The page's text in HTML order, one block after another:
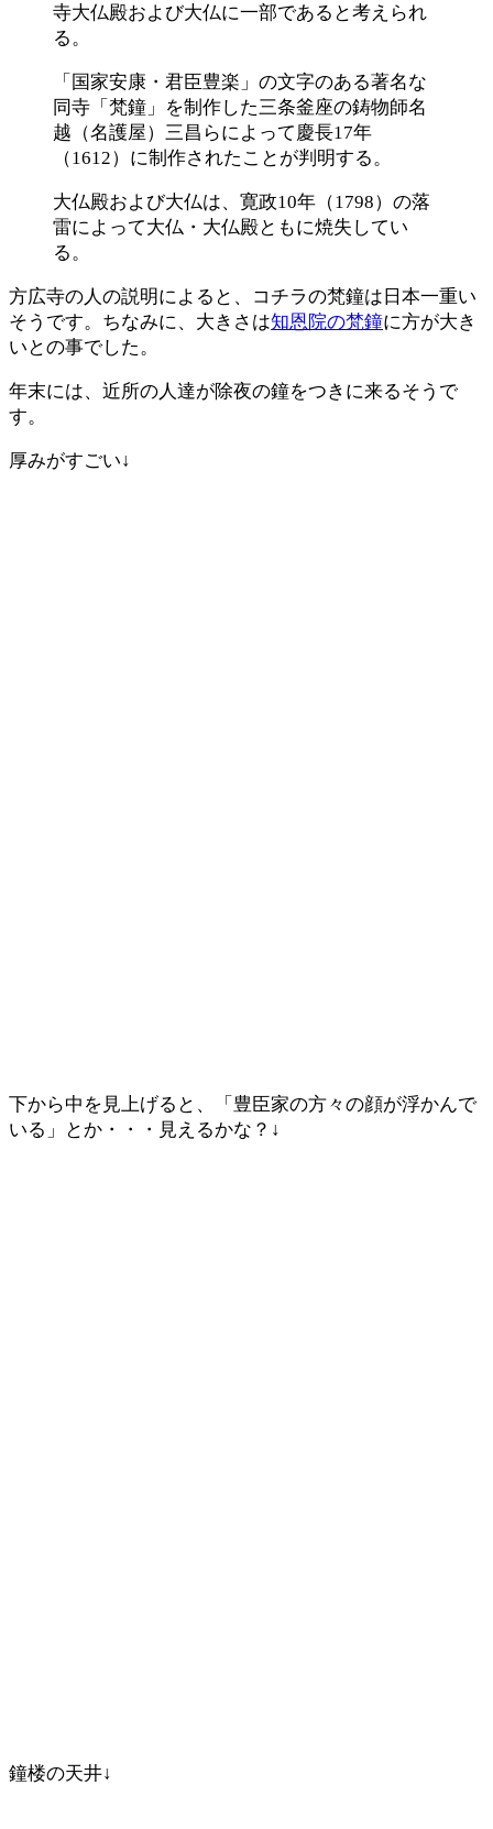
寺大仏殿および大仏に一部であると考えられ
る。
「国家安康・君臣豊楽」の文字のある著名な
同寺「梵鐘」を制作した三条釜座の鋳物師名
越（名護屋）三昌らによって慶長17年
（1612）に制作されたことが判明する。
大仏殿および大仏は、寛政10年（1798）の落
雷によって大仏・大仏殿ともに焼失してい
る。
方広寺の人の説明によると、コチラの梵鐘は日本一重い
そうです。ちなみに、大きさは知恩院の梵鐘に方が大き
いとの事でした。
年末には、近所の人達が除夜の鐘をつきに来るそうで
す。
厚みがすごい↓
下から中を見上げると、「豊臣家の方々の顔が浮かんで
いる」とか・・・見えるかな？↓
鐘楼の天井↓